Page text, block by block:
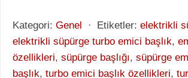
Kategori: Genel ⋅ Etiketler: elektrikli
elektrikli süpürge turbo emici başlık,
özellikleri, süpürge başlığı, süpürge
başlık, turbo emici başlık özellikleri,